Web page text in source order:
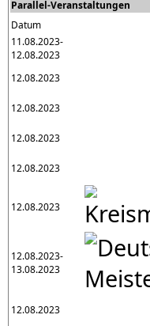
Parallel-Veranstaltungen
Datum
11.08.2023-
12.08.2023
12.08.2023
12.08.2023
12.08.2023
12.08.2023
12.08.2023
12.08.2023-
13.08.2023
12.08.2023